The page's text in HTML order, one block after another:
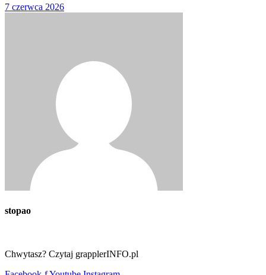
7 czerwca 2026
stopao
Chwytasz? Czytaj grapplerINFO.pl